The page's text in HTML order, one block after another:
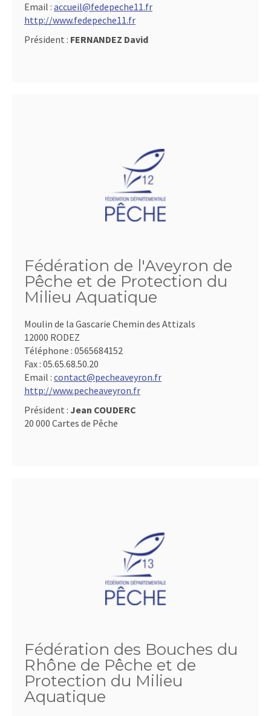
Email : accueil@fedepeche11.fr
http://www.fedepeche11.fr
Président : FERNANDEZ David
Fédération de l'Aveyron de
Pêche et de Protection du
Milieu Aquatique
Moulin de la Gascarie Chemin des Attizals
12000 RODEZ
Téléphone : 0565684152
Fax : 05.65.68.50.20
Email : contact@pecheaveyron.fr
http://www.pecheaveyron.fr
Président : Jean COUDERC
20 000 Cartes de Pêche
Fédération des Bouches du
Rhône de Pêche et de
Protection du Milieu
Aquatique